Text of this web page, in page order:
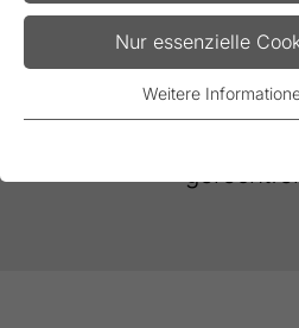
Energie-
Z
Nur essenzielle
Webseite einwandfrei funktioniert.
Weitere